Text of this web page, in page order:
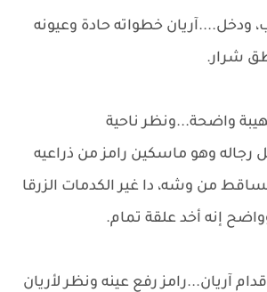
ودخل....آريان خطواته حادة وعيونه
شرار.
واضحة...ونظر ناحية
رجاله وهو ماسكين رامز من ذراعيه
من وشه، دا غير الكدمات الزرقا
إنه أخد علقة تمام.
آريان...رامز رفع عينه ونظر لأريان